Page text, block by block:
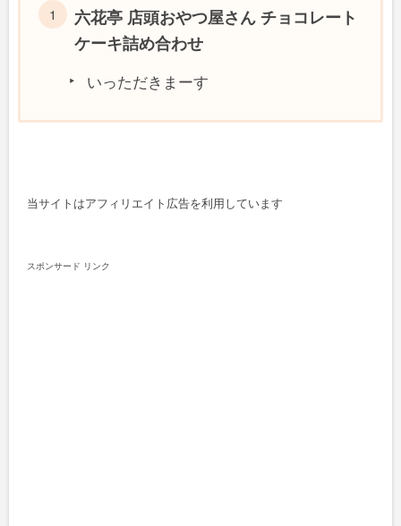
六花亭 店頭おやつ屋さん チョコレート
ケーキ詰め合わせ
いっただきまーす
当サイトはアフィリエイト広告を利用しています
スポンサード リンク